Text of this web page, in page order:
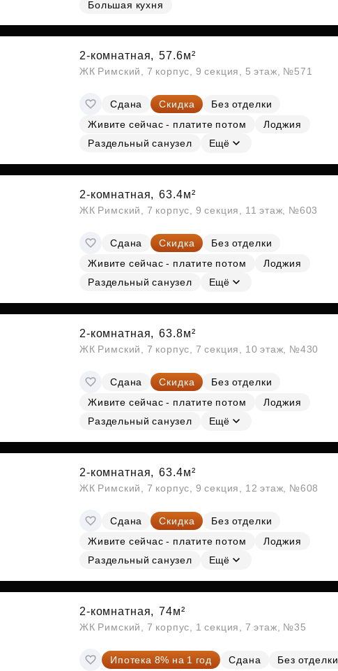
СубсидииБольшая кухня
2-комнатная, 57.6м²
ЖК Римский, 7 корпус, 9 секция, 5 этаж, №571
Сдана Скидка
Без отделки
Живите сейчас - платите потом
Лоджия
Раздельный санузел
Ещё
2-комнатная, 63.4м²
ЖК Римский, 7 корпус, 9 секция, 11 этаж, №603
Сдана Скидка
Без отделки
Живите сейчас - платите потом
Лоджия
Раздельный санузел
Ещё
2-комнатная, 63.8м²
ЖК Римский, 7 корпус, 7 секция, 10 этаж, №430
Сдана Скидка
Без отделки
Живите сейчас - платите потом
Лоджия
Раздельный санузел
Ещё
2-комнатная, 63.4м²
ЖК Римский, 7 корпус, 9 секция, 12 этаж, №608
Сдана Скидка
Без отделки
Живите сейчас - платите потом
Лоджия
Раздельный санузел
Ещё
2-комнатная, 74м²
ЖК Римский, 7 корпус, 1 секция, 7 этаж, №35
Ипотека 8% на 1 год Сдана Без отделки